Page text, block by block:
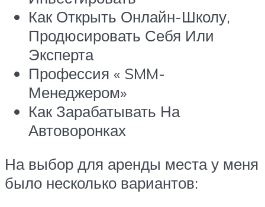
Как Открыть Онлайн-Школу,
Продюсировать Себя Или
Эксперта
Профессия « SMM-
Менеджером»
Как Зарабатывать На
Автоворонках
На выбор для аренды места у меня
было несколько вариантов: